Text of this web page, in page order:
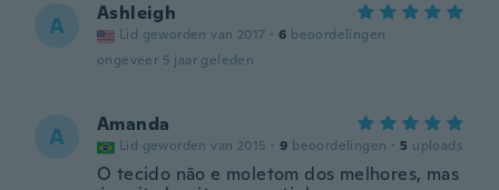
A Ashleigh
Lid geworden van 2017 · 6 beoordelingen
ongeveer 5 jaar geleden
A Amanda
Lid geworden van 2015 · 9 beoordelingen · 5 uploads
O tecido não e moletom dos melhores, mas